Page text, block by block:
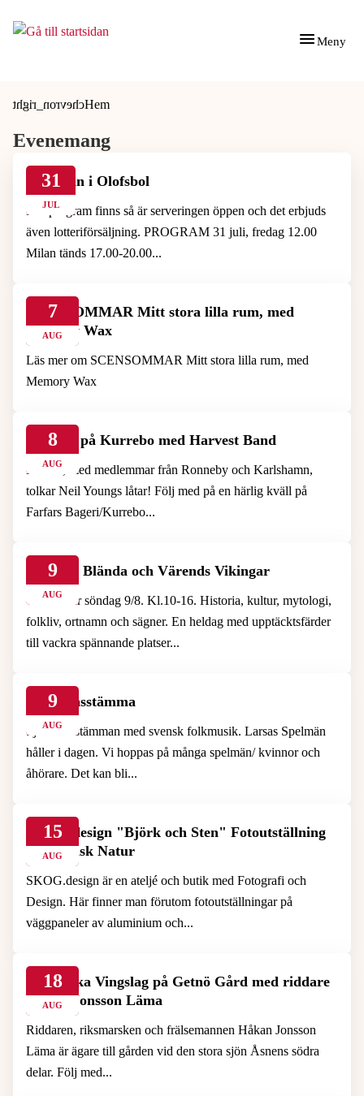
Gå till innehåll
Gå till huvudmeny
Meny
Du är här: Hem
Evenemang
JUL
31
Kolmilan i Olofsbol
När program finns så är serveringen öppen och det erbjuds
även lotteriförsäljning. PROGRAM 31 juli, fredag 12.00
Milan tänds 17.00-20.00...
AUG
7
SCENSOMMAR Mitt stora lilla rum, med
Memory Wax
Läs mer om SCENSOMMAR Mitt stora lilla rum, med
Memory Wax
AUG
8
Konsert på Kurrebo med Harvest Band
Bandet, med medlemmar från Ronneby och Karlshamn,
tolkar Neil Youngs låtar! Följ med på en härlig kväll på
Farfars Bageri/Kurrebo...
AUG
9
Mäktiga Blända och Värends Vikingar
Guidad tur söndag 9/8. Kl.10-16. Historia, kultur, mytologi,
folkliv, ortnamn och sägner. En heldag med upptäcktsfärder
till vackra spännande platser...
AUG
9
Spelmansstämma
Sjölanderstämman med svensk folkmusik. Larsas Spelmän
håller i dagen. Vi hoppas på många spelmän/ kvinnor och
åhörare. Det kan bli...
AUG
15
SKOG.design "Björk och Sten" Fotoutställning
om Svensk Natur
SKOG.design är en ateljé och butik med Fotografi och
Design. Här finner man förutom fotoutställningar på
väggpaneler av aluminium och...
AUG
18
Historiska Vingslag på Getnö Gård med riddare
Håkan Jonsson Läma
Riddaren, riksmarsken och frälsemannen Håkan Jonsson
Läma är ägare till gården vid den stora sjön Åsnens södra
delar. Följ med...